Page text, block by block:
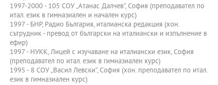
1997-2000 - 105 СОУ „Атанас Далчев“, София (преподавател по
итал. език в гимназиален и начален курс)
1997 - БНР, Радио България, италианска редакция (хон.
сътрудник - превод от български на италиански и изпълнение в
ефир)
1997 - НУКК, Лицей с изучаване на италиански език, София
(преподавател по итал. език в гимназиален курс)
1995 - 8 СОУ „Васил Левски“, София (хон. преподавател по итал.
език в гимназиален курс)